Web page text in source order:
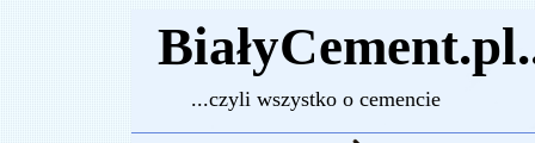
...czyli wszystko o cemencie